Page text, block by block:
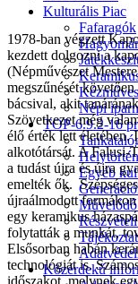
Kulturális Piac
Fafaragók
Népi
TOP-6.9.2-16
Egyéb
Közérdekű
1978-ban végzett
kezdett dolgozni a
(Népművészet
megszűnését
bácsival, akit
Szövetkezet még
élő érték lett életében.
alkotótársát. A Falusi-
a tudást újra és újra
emelték ők.
újraálmodott
egy keramikus
folytatták a munkát,
Elsősorban habán
technológiát is.